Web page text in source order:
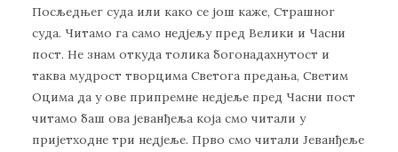
Посљедњег суда или како се још каже, Страшног
суда. Читамо га само недјељу пред Велики и Часни
пост. Не знам откуда толика богонадахнутост и
таква мудрост творцима Светога предања, Светим
Оцима да у ове припремне недјеље пред Часни пост
читамо баш ова јеванђеља која смо читали у
пријетходне три недјеље. Прво смо читали Јеванђеље